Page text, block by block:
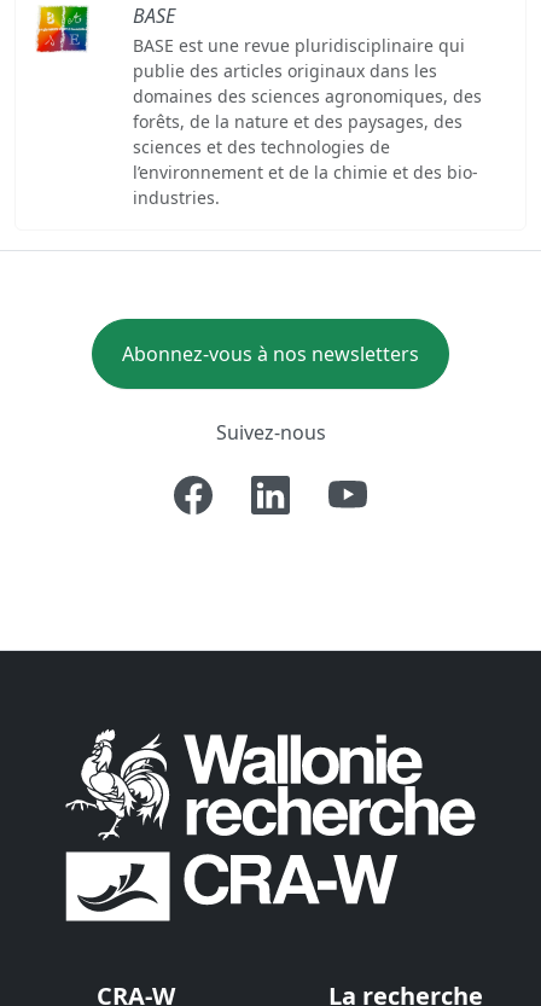
BASE
BASE est une revue pluridisciplinaire qui
publie des articles originaux dans les
domaines des sciences agronomiques, des
forêts, de la nature et des paysages, des
sciences et des technologies de
l’environnement et de la chimie et des bio-
industries.
Abonnez-vous à nos newsletters
Suivez-nous
CRA-W La recherche